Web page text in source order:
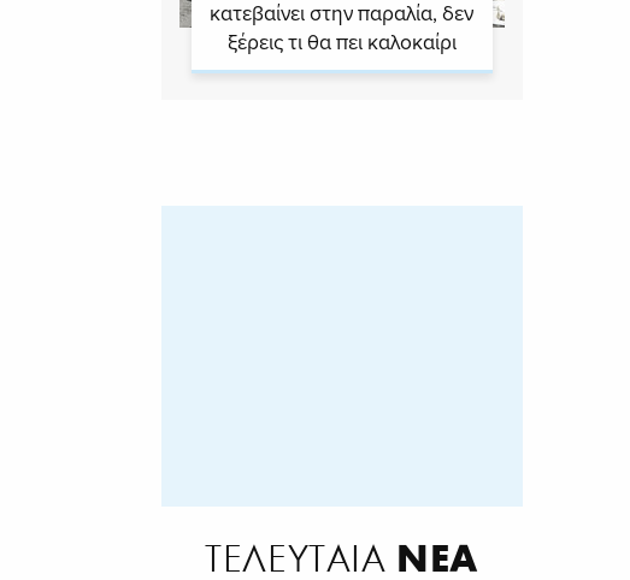
κατεβαίνει στην παραλία, δεν
ξέρεις τι θα πει καλοκαίρι
ΤΕΛΕΥΤΑΙΑ ΝΕΑ